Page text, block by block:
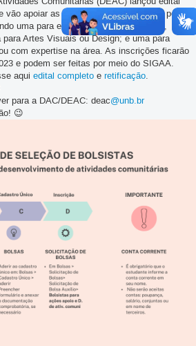
vão apoiar as atividades desenvolvidas pela
uma para estudantes de Arquivologia,
Artes Visuais ou Design; e uma para
com expertise na área. As inscrições ficarão
e podem ser feitas por meio do SIGAA.
aqui edital completo e retificação.
para a DAC/DEAC: deac@unb.br
😉